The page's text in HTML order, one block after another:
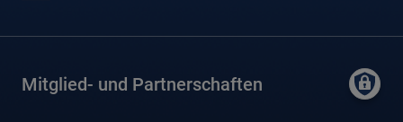
Mitglied- und Partnerschaften